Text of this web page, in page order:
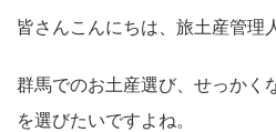
皆さんこんにちは、旅土産管理
群馬でのお土産選び、せっかく
を選びたいですよね。